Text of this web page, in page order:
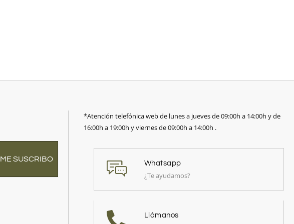
ME SUSCRIBO
*Atención telefónica web de lunes a jueves de 09:00h a 14:00h y de
16:00h a 19:00h y viernes de 09:00h a 14:00h .
Whatsapp
¿Te ayudamos?
Llámanos